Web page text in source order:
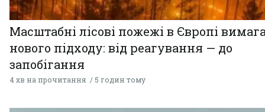
Масштабні лісові пожежі в Європі
нового підходу: від реагування — до
запобігання
4 хв на прочитання 5 годин тому